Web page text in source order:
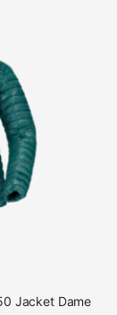
Jacket Dame